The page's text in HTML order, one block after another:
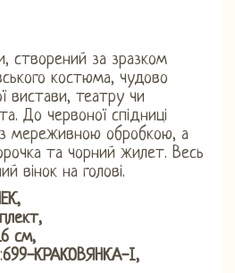
створений за зразком
костюма, чудово
вистави, театру чи
До червоної спідниці
мереживною обробкою, а
та чорний жилет. Весь
вінок на голові.
см,
699-КРАКОВЯНКА-І,